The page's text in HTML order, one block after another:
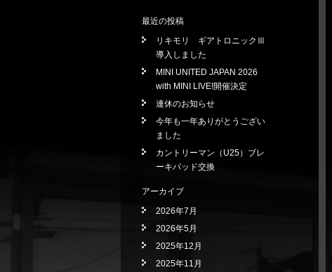
最近の投稿
リキモリ ギアトロニックⅢ
導入しました
MINI UNITED JAPAN 2026
with MINI LIVE!開催決定
連休のお知らせ
今年も一年ありがとうござい
ました
カントリーマン（U25）ブレ
ーキパッド交換
アーカイブ
2026年7月
2026年5月
2025年12月
2025年11月